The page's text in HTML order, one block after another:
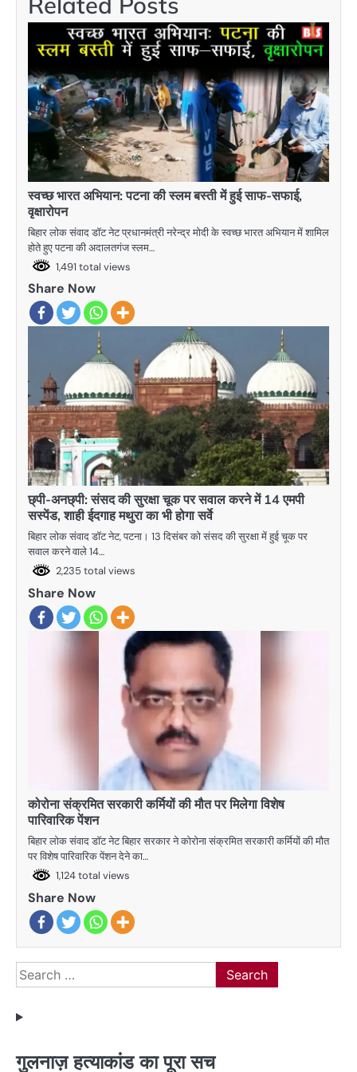
स्वच्छ भारत अभियान: पटना की स्लम बस्ती में हुई साफ-सफाई,
वृक्षारोपन
बिहार लोक संवाद डॉट नेट प्रधानमंत्री नरेन्द्र मोदी के स्वच्छ भारत अभियान में शामिल
होते हुए पटना की अदालतगंज स्लम…
1,491 total views
Share Now
छ्पी-अनछ्पी: संसद की सुरक्षा चूक पर सवाल करने में 14 एमपी
सस्पेंड, शाही ईदगाह मथुरा का भी होगा सर्वे
बिहार लोक संवाद डॉट नेट, पटना। 13 दिसंबर को संसद की सुरक्षा में हुई चूक पर
सवाल करने वाले 14…
2,235 total views
Share Now
कोरोना संक्रमित सरकारी कर्मियों की मौत पर मिलेगा विशेष
पारिवारिक पेंशन
बिहार लोक संवाद डाॅट नेट बिहार सरकार ने कोरोना संक्रमित सरकारी कर्मियों की मौत
पर विशेष पारिवारिक पेंशन देने का…
1,124 total views
Share Now
Search
for:
गुलनाज़ हत्याकांड का पूरा सच